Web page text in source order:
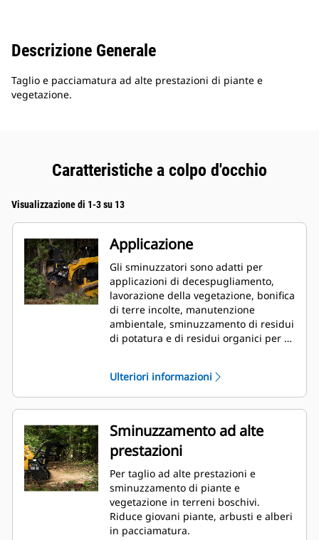
Descrizione Generale
Taglio e pacciamatura ad alte prestazioni di piante e
vegetazione.
Caratteristiche a colpo d'occhio
Visualizzazione di 1-3 su 13
Applicazione
Gli sminuzzatori sono adatti per
applicazioni di decespugliamento,
lavorazione della vegetazione, bonifica
di terre incolte, manutenzione
ambientale, sminuzzamento di residui
di potatura e di residui organici per la
Ulteriori informazioni
Sminuzzamento ad alte
prestazioni
Per taglio ad alte prestazioni e
sminuzzamento di piante e
vegetazione in terreni boschivi.
Riduce giovani piante, arbusti e alberi
in pacciamatura.